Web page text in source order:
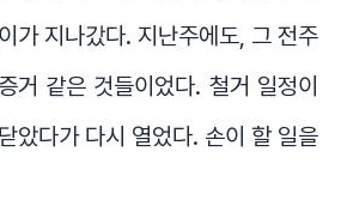
가 지나갔다. 지난주에도, 그 전주
거 같은 것들이었다. 철거 일정이
았다가 다시 열었다. 손이 할 일을